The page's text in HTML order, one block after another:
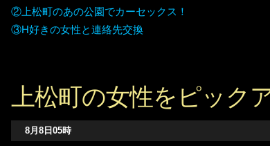
②上松町のあの公園でカーセックス！
③H好きの女性と連絡先交換
上松町の女性をピック
8月8日05時